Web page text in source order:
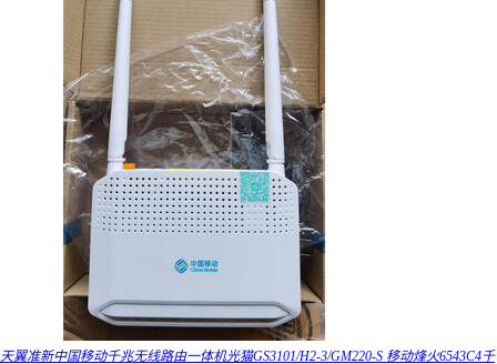
天翼准新中国移动千兆无线路由一体机光猫GS3101/H2-3/GM220-S 移动烽火6543C4千